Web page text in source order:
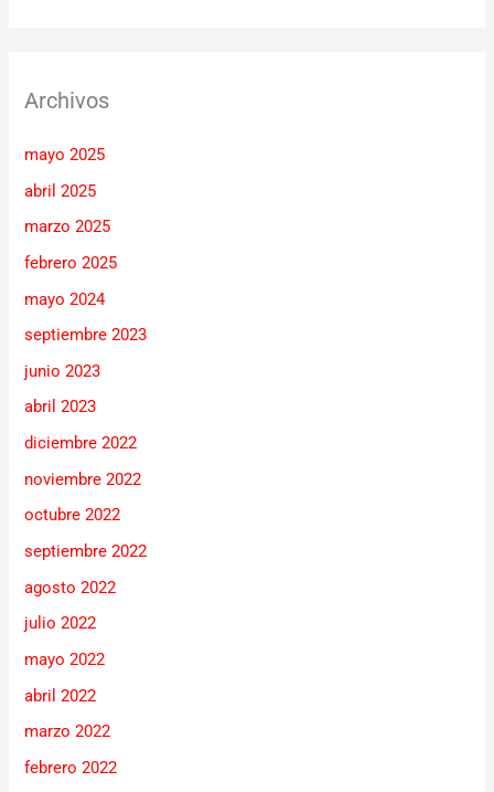
Archivos
mayo 2025
abril 2025
marzo 2025
febrero 2025
mayo 2024
septiembre 2023
junio 2023
abril 2023
diciembre 2022
noviembre 2022
octubre 2022
septiembre 2022
agosto 2022
julio 2022
mayo 2022
abril 2022
marzo 2022
febrero 2022